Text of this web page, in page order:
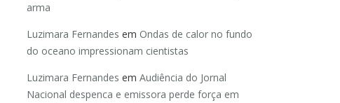
arma
Luzimara Fernandes em Ondas de calor no fundo
do oceano impressionam cientistas
Luzimara Fernandes em Audiência do Jornal
Nacional despenca e emissora perde força em